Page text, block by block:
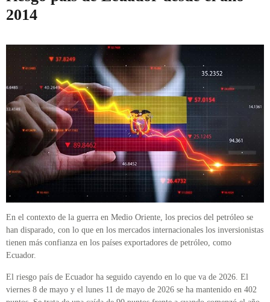
2014
En el contexto de la guerra en Medio Oriente, los precios del petróleo se
han disparado, con lo que en los mercados internacionales los inversionistas
tienen más confianza en los países exportadores de petróleo, como
Ecuador.
El riesgo país de Ecuador ha seguido cayendo en lo que va de 2026. El
viernes 8 de mayo y el lunes 11 de mayo de 2026 se ha mantenido en 402